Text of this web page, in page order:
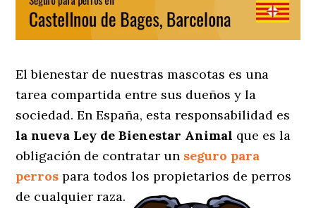
El bienestar de nuestras mascotas es una
tarea compartida entre sus dueños y la
sociedad. En España, esta responsabilidad es
la nueva Ley de Bienestar Animal que es la
obligación de contratar un seguro para
perros para todos los propietarios de perros
de cualquier raza.